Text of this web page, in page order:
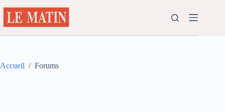
au
contenu
Accueil / Forums